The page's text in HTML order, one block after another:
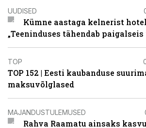
UUDISED
Kümne aastaga kelnerist
„Teeninduses tähendab
TOP
TOP 152 | Eesti kaubanduse
maksuvõlglased
MAJANDUSTULEMUSED
Rahva Raamatu ainsaks